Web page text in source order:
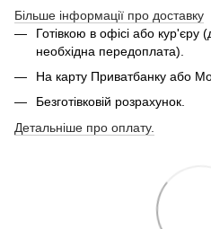
Більше інформації про доставку
Готівкою в офісі або кур'єру
необхідна передоплата).
На карту Приватбанку або
Безготівковій розрахунок.
Детальніше про оплату.